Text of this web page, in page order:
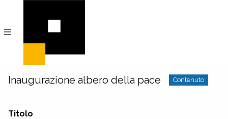
Comunità
Inaugurazione albero della pace Contenuto
Titolo